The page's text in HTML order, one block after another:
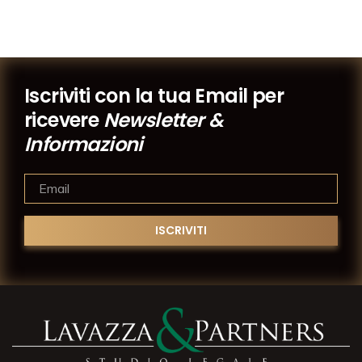
Iscriviti con la tua Email per
ricevereNewsletter &
Informazioni